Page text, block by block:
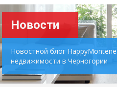
Новости
Новостной блог
недвижимости в Черногории